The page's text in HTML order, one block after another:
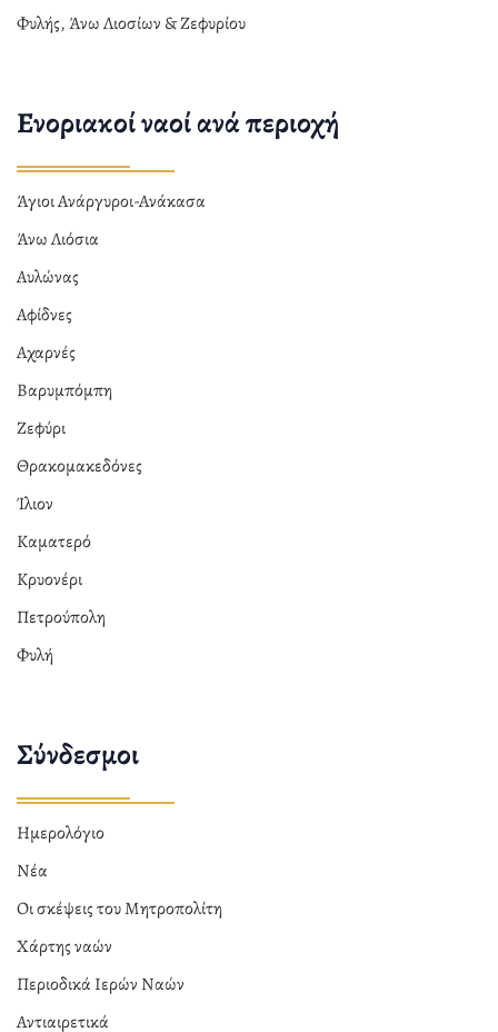
Φυλής, Άνω Λιοσίων & Ζεφυρίου
Ενοριακοί ναοί ανά περιοχή
Άγιοι Ανάργυροι-Ανάκασα
Άνω Λιόσια
Αυλώνας
Αφίδνες
Αχαρνές
Βαρυμπόμπη
Ζεφύρι
Θρακομακεδόνες
Ίλιον
Καματερό
Κρυονέρι
Πετρούπολη
Φυλή
Σύνδεσμοι
Ημερολόγιο
Νέα
Οι σκέψεις του Μητροπολίτη
Χάρτης ναών
Περιοδικά Ιερών Ναών
Αντιαιρετικά